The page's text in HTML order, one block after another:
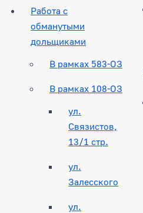
Работа с
обманутыми
дольщиками
В рамках 583-ОЗ
В рамках 108-ОЗ
ул.
Связистов,
13/1 стр.
ул.
Залесского
ул.